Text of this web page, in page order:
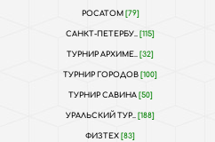
РОСАТОМ [79]
САНКТ-ПЕТЕРБУ.. [115]
ТУРНИР АРХИМЕ.. [32]
ТУРНИР ГОРОДОВ [100]
ТУРНИР САВИНА [50]
УРАЛЬСКИЙ ТУР.. [188]
ФИЗТЕХ [83]